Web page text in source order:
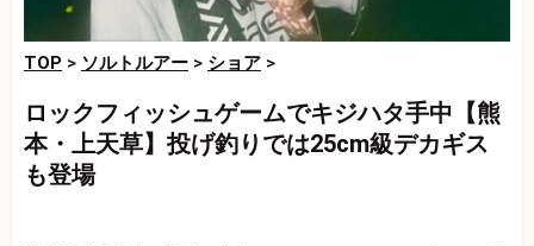
TOP > ソルトルアー > ショア >
ロックフィッシュゲームでキジハタ手中【熊
本・上天草】投げ釣りでは25cm級デカギス
も登場